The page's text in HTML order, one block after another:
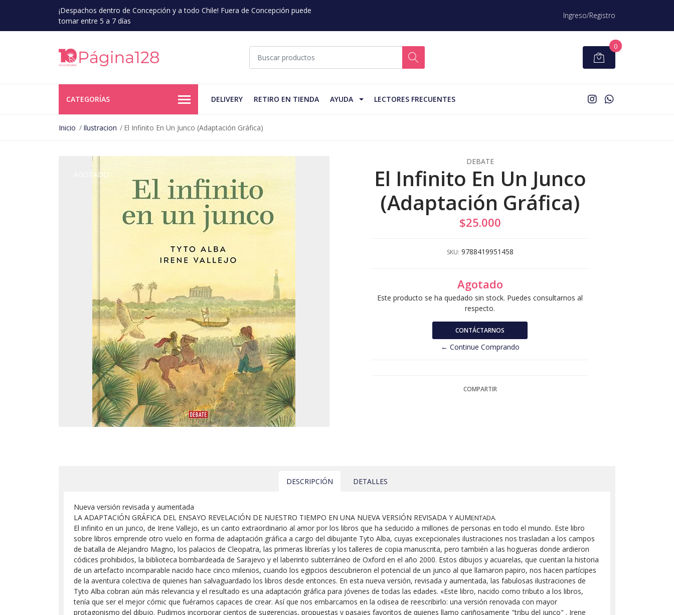
¡Despachos dentro de Concepción y a todo Chile! Fuera de Concepción puede
tomar entre 5 a 7 días
Ingreso/Registro
0
CATEGORÍAS DELIVERY RETIRO EN TIENDA AYUDA LECTORES FRECUENTES
Inicio Ilustracion El Infinito En Un Junco (Adaptación Gráfica)
AGOTADO
DEBATE
El Infinito En Un Junco
(Adaptación Gráfica)
$25.000
SKU: 9788419951458
Agotado
Este producto se ha quedado sin stock. Puedes consultarnos al
respecto.
CONTÁCTARNOS
← Continue Comprando
COMPARTIR
DESCRIPCIÓN DETALLES
Nueva versión revisada y aumentada
LA ADAPTACIÓN GRÁFICA DEL ENSAYO REVELACIÓN DE NUESTRO TIEMPO EN UNA NUEVA VERSIÓN REVISADA Y AUMENTADA.
El infinito en un junco, de Irene Vallejo, es un canto extraordinario al amor por los libros que ha seducido a millones de personas en todo el mundo. Este libro
sobre libros emprende otro vuelo en forma de adaptación gráfica a cargo del dibujante Tyto Alba, cuyas excepcionales ilustraciones nos trasladan a los campos
de batalla de Alejandro Magno, los palacios de Cleopatra, las primeras librerías y los talleres de copia manuscrita, pero también a las hogueras donde ardieron
códices prohibidos, la biblioteca bombardeada de Sarajevo y el laberinto subterráneo de Oxford en el año 2000. Estos dibujos y acuarelas, que cuentan la historia
de un artefacto incomparable nacido hace cinco milenios, cuando los egipcios descubrieron el potencial de un junco al que llamaron papiro, nos hacen partícipes
de la aventura colectiva de quienes han salvaguardado los libros desde entonces. En esta nueva versión, revisada y aumentada, las fabulosas ilustraciones de
Tyto Alba cobran aún más relevancia y el resultado es una adaptación gráfica para jóvenes de todas las edades. «Este libro, nacido como tributo a los libros,
tenía que ser el mejor cómic que fuéramos capaces de crear. Así que nos embarcamos en la odisea de reescribirlo: una versión renovada con mayor
protagonismo del dibujo. Pudimos incorporar cientos de sugerencias, propuestas y pasajes favoritos de quienes llamo cariñosamente "tribu del junco" . Irene